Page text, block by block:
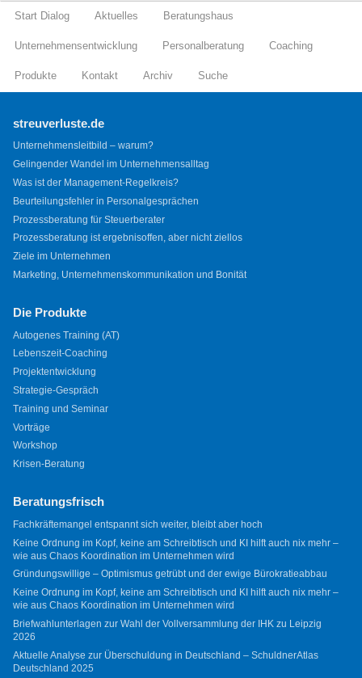
Start Dialog Aktuelles Beratungshaus
Unternehmensentwicklung Personalberatung Coaching
Produkte Kontakt Archiv Suche
streuverluste.de
Unternehmensleitbild – warum?
Gelingender Wandel im Unternehmensalltag
Was ist der Management-Regelkreis?
Beurteilungsfehler in Personalgesprächen
Prozessberatung für Steuerberater
Prozessberatung ist ergebnisoffen, aber nicht ziellos
Ziele im Unternehmen
Marketing, Unternehmenskommunikation und Bonität
Die Produkte
Autogenes Training (AT)
Lebenszeit-Coaching
Projektentwicklung
Strategie-Gespräch
Training und Seminar
Vorträge
Workshop
Krisen-Beratung
Beratungsfrisch
Fachkräftemangel entspannt sich weiter, bleibt aber hoch
Keine Ordnung im Kopf, keine am Schreibtisch und KI hilft auch nix mehr –
wie aus Chaos Koordination im Unternehmen wird
Gründungswillige – Optimismus getrübt und der ewige Bürokratieabbau
Keine Ordnung im Kopf, keine am Schreibtisch und KI hilft auch nix mehr –
wie aus Chaos Koordination im Unternehmen wird
Briefwahlunterlagen zur Wahl der Vollversammlung der IHK zu Leipzig
2026
Aktuelle Analyse zur Überschuldung in Deutschland – SchuldnerAtlas
Deutschland 2025